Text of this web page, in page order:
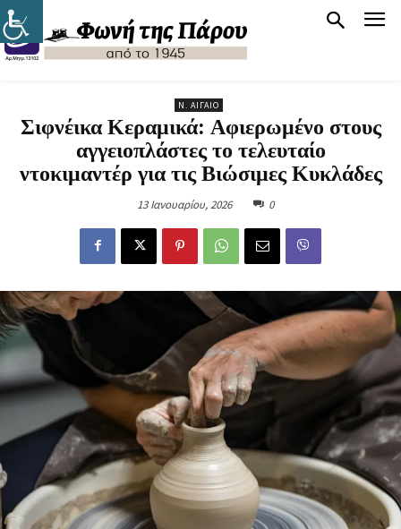
Ν. ΑΙΓΑΊΟ
Σιφνέικα Κεραμικά: Αφιερωμένο στους
αγγειοπλάστες το τελευταίο
ντοκιμαντέρ για τις Βιώσιμες Κυκλάδες
13 Ιανουαρίου, 2026 0